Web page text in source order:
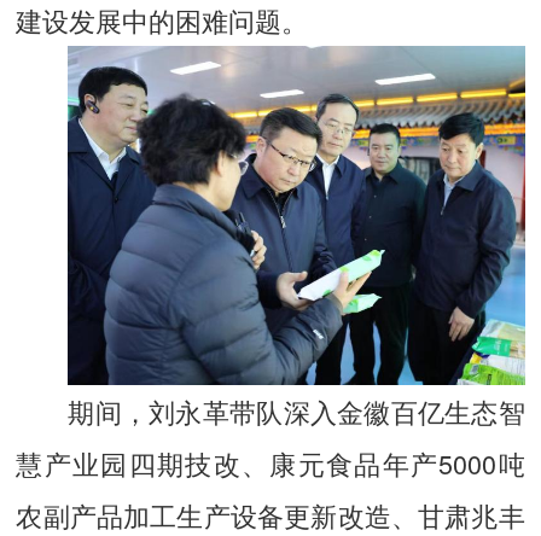
建设发展中的困难问题。
期间，刘永革带队深入金徽百亿生态智
慧产业园四期技改、康元食品年产5000吨
农副产品加工生产设备更新改造、甘肃兆丰